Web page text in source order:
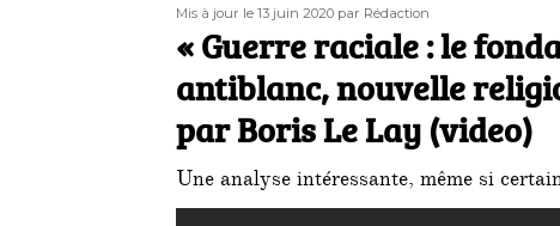
Publié
Mis à jour le 13 juin 2020 Auteur
par Rédaction
« Guerre raciale : le
antiblanc, nouvelle
par Boris Le Lay (video)
Une analyse intéressante, même si